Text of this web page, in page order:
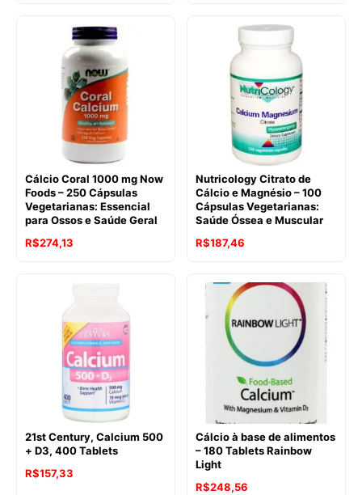
Cálcio Coral 1000 mg Now
Foods – 250 Cápsulas
Vegetarianas: Essencial
para Ossos e Saúde Geral
R$274,13
Nutricology Citrato de
Cálcio e Magnésio – 100
Cápsulas Vegetarianas:
Saúde Óssea e Muscular
R$187,46
21st Century, Calcium 500
+ D3, 400 Tablets
R$157,33
Cálcio à base de alimentos
– 180 Tablets Rainbow
Light
O
R$248,56